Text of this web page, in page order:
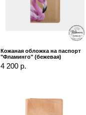
Кожаная обложка на паспорт
"Фламинго" (бежевая)
4 200 р.